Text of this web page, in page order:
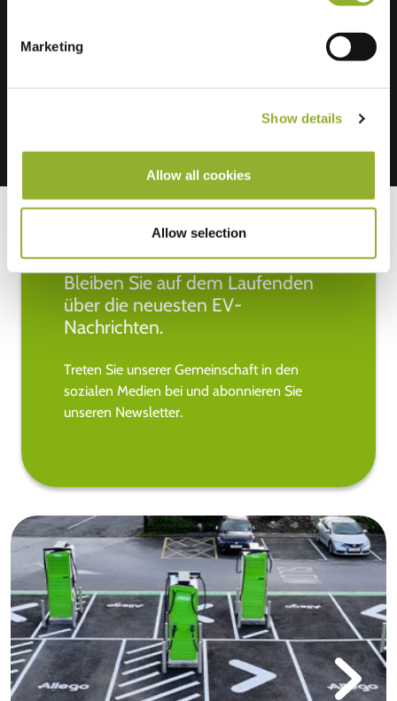
Marketing
Show details
Allow all cookies
Allow selection
Bleiben Sie auf dem Laufenden
über die neuesten EV-
Nachrichten.
Treten Sie unserer Gemeinschaft in den
sozialen Medien bei und abonnieren Sie
unseren Newsletter.